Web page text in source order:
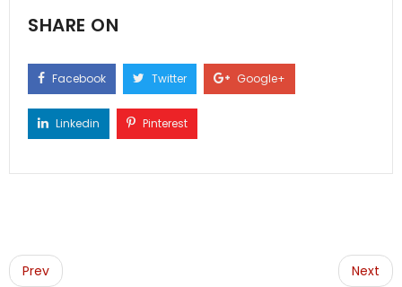
SHARE ON
Facebook Twitter Google+
Linkedin Pinterest
Post
navigation
Prev Next